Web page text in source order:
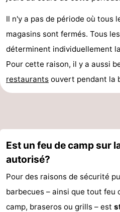
Zierikzee
-
Nature
Oosterschelde
-
Burgh
Haamstede
-
Nature
van
Schouwen
Walcheren
Veere
-
Oranjezon
Oostkapelle
-
Nature
-
Il n'y a pas de période où tous
magasins sont fermés. Tous
déterminent individuellement
Pour cette raison, il y a aussi
restaurants ouvert pendant la
Est un feu de camp sur
autorisé?
Pour des raisons de sécurité
barbecues – ainsi que tout feu
camp, braseros ou grills – est